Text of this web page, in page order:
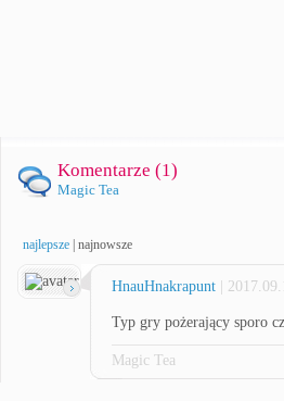
Komentarze (1)
Magic Tea
najlepsze najnowsze
HnauHnakrapunt |
Typ gry pożerający sporo
Magic Tea